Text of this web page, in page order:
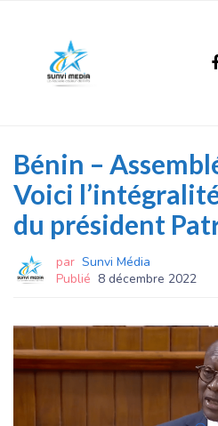
Bénin –
Voici
du président
par Sunvi Média
Publié 8 décembre 2022